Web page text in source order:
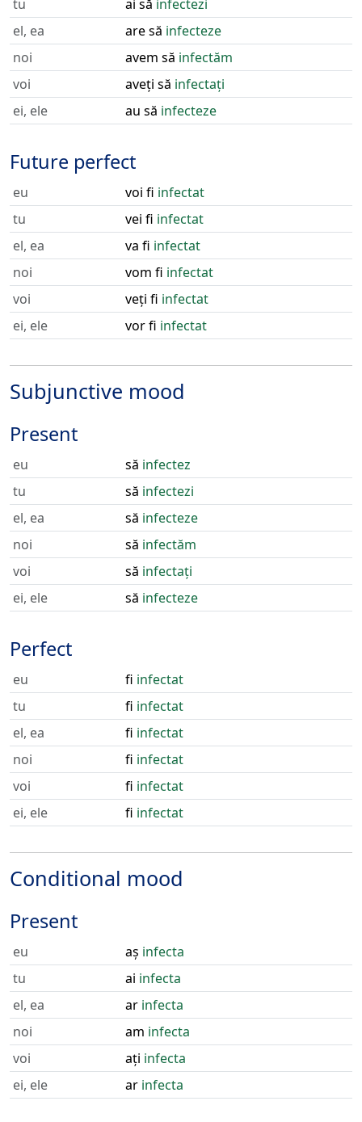
tu ai să infectezi
el, ea
are să infecteze
noi
avem să infectăm
voi
aveți să infectați
ei, ele
au să infecteze
Future perfect
eu voi fi infectat
tu
vei fi infectat
el, ea
va fi infectat
noi
vom fi infectat
voi
veți fi infectat
ei, ele
vor fi infectat
Subjunctive mood
Present
eu să infectez
tu
să infectezi
el, ea
să infecteze
noi
să infectăm
voi
să infectați
ei, ele
să infecteze
Perfect
eu fi infectat
tu
fi infectat
el, ea
fi infectat
noi
fi infectat
voi
fi infectat
ei, ele
fi infectat
Conditional mood
Present
eu aș infecta
tu
ai infecta
el, ea
ar infecta
noi
am infecta
voi
ați infecta
ei, ele
ar infecta